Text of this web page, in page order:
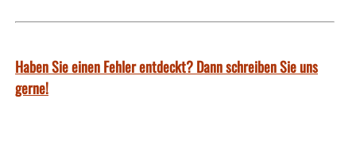
Haben Sie einen Fehler entdeckt? Dann schreiben Sie uns
gerne!